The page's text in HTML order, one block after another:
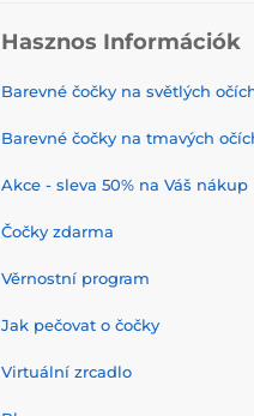
Hasznos Információk
Barevné čočky na světlých
Barevné čočky na tmavých
Akce - sleva 50% na Váš nákup
Čočky zdarma
Věrnostní program
Jak pečovat o čočky
Virtuální zrcadlo